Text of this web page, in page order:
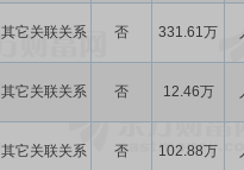
其它关联关系 否 331.61万
其它关联关系 否 12.46万
其它关联关系 否 102.88万